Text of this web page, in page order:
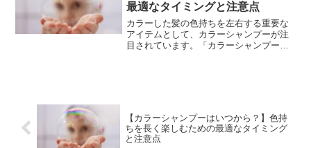
最適なタイミングと注意点
カラーした髪の色持ちを左右する重要な
アイテムとして、カラーシャンプーが注
目されています。「カラーシャンプーを
【カラーシャンプーはいつから？】色持
ちを長く楽しむための最適なタイミング
と注意点